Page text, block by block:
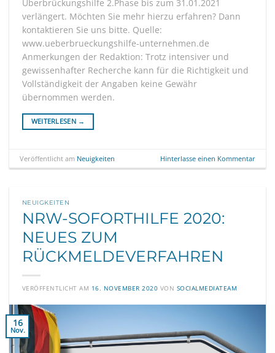
Überbrückungshilfe 2.Phase bis zum 31.01.2021
verlängert. Möchten Sie mehr hierzu erfahren? Dann
kontaktieren Sie uns bitte. Quelle:
www.ueberbrueckungshilfe-unternehmen.de
Anmerkungen der Redaktion: Trotz intensiver und
gewissenhafter Recherche kann für die Richtigkeit und
Vollständigkeit der Angaben keine Gewähr
übernommen werden.
WEITERLESEN →
Veröffentlicht am Neuigkeiten Hinterlasse einen Kommentar
NEUIGKEITEN
NRW-SOFORTHILFE 2020:
NEUES ZUM
RÜCKMELDEVERFAHREN
VERÖFFENTLICHT AM 16. NOVEMBER 2020 VON SOCIALMEDIATEAM
16
Nov.